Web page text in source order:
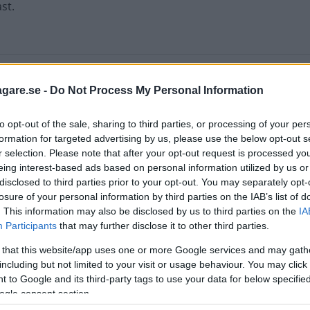
- Do Not Process My Personal Information
opt-out of the sale, sharing to third parties, or processing of your
for targeted advertising by us, please use the below opt-out
selection. Please note that after your opt-out request is processed
interest-based ads based on personal information utilized by us
to third parties prior to your opt-out. You may separately
of your personal information by third parties on the IAB’s list of
This information may also be disclosed by us to third parties on the
Participants that may further disclose it to other third parties.
that this website/app uses one or more Google services and may
but not limited to your visit or usage behaviour. You may
to Google and its third-party tags to use your data for below
consent section.
som Alfa Romeo siktar in sig på. Så har det alltid
bil finns inte. Det beror på ett väl avstämt chassi byggt
trots allt måste ha fjädring och luft i däcken.